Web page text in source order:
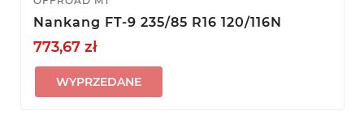
Nankang FT-9 235/85 R16 120/116N
773,67 zł
WYPRZEDANE